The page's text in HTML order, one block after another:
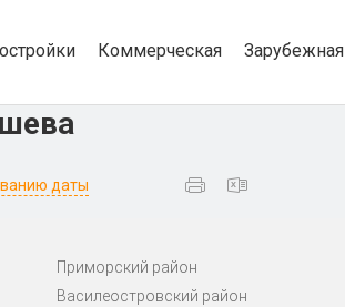
Коммерческая Зарубежная
даты
Приморский район
Василеостровский район